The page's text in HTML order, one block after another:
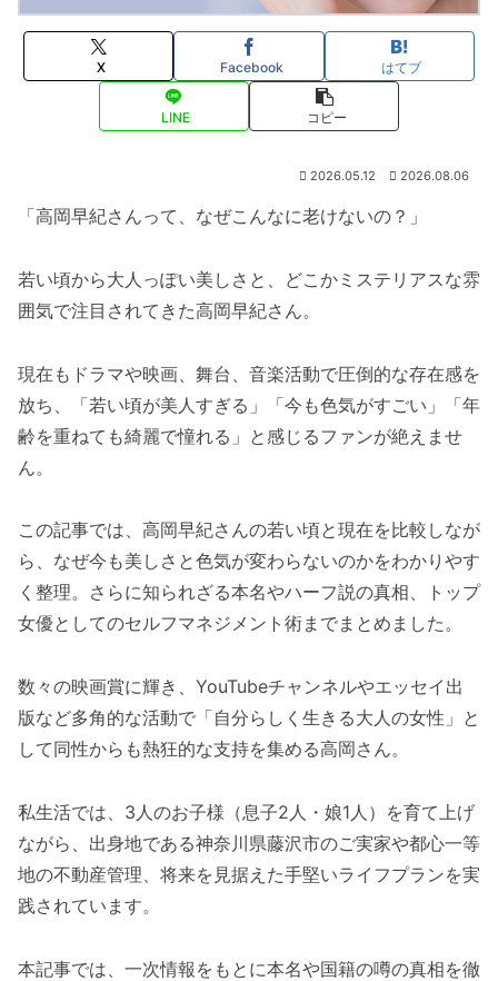
X Facebook はてブ
LINE コピー
2026.05.12 2026.08.06
「高岡早紀さんって、なぜこんなに老けないの？」
若い頃から大人っぽい美しさと、どこかミステリアスな雰
囲気で注目されてきた高岡早紀さん。
現在もドラマや映画、舞台、音楽活動で圧倒的な存在感を
放ち、「若い頃が美人すぎる」「今も色気がすごい」「年
齢を重ねても綺麗で憧れる」と感じるファンが絶えませ
ん。
この記事では、高岡早紀さんの若い頃と現在を比較しなが
ら、なぜ今も美しさと色気が変わらないのかをわかりやす
く整理。さらに知られざる本名やハーフ説の真相、トップ
女優としてのセルフマネジメント術までまとめました。
数々の映画賞に輝き、YouTubeチャンネルやエッセイ出
版など多角的な活動で「自分らしく生きる大人の女性」と
して同性からも熱狂的な支持を集める高岡さん。
私生活では、3人のお子様（息子2人・娘1人）を育て上げ
ながら、出身地である神奈川県藤沢市のご実家や都心一等
地の不動産管理、将来を見据えた手堅いライフプランを実
践されています。
本記事では、一次情報をもとに本名や国籍の噂の真相を徹